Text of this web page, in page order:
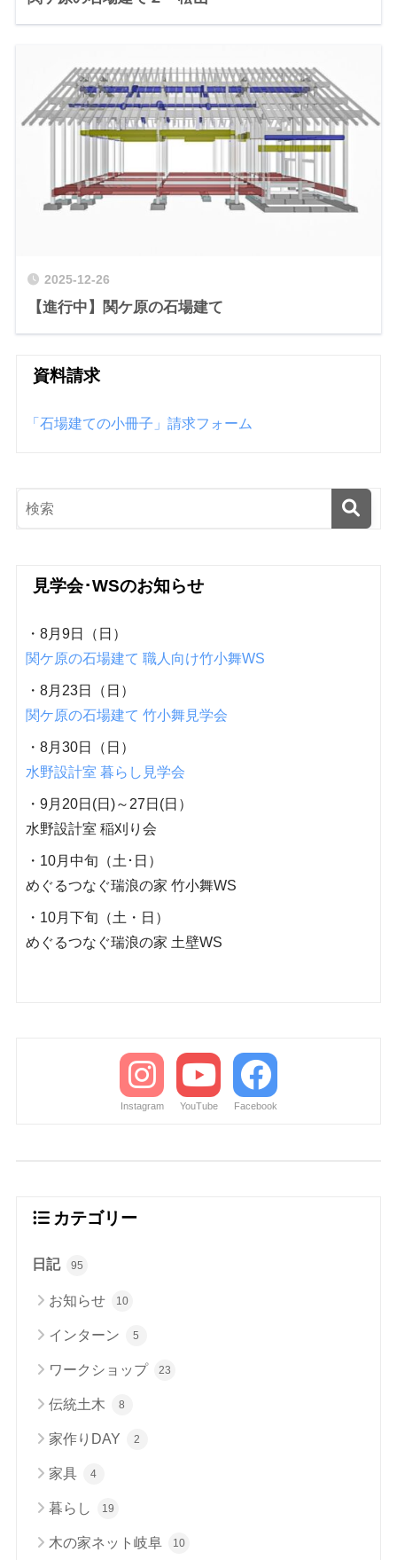
2025-12-26
【進行中】関ケ原の石場建て
資料請求
「石場建ての小冊子」請求フォーム
見学会･WSのお知らせ
・8月9日（日）
関ケ原の石場建て 職人向け竹小舞WS
・8月23日（日）
関ケ原の石場建て 竹小舞見学会
・8月30日（日）
水野設計室 暮らし見学会
・9月20日(日)～27日(日）
水野設計室 稲刈り会
・10月中旬（土･日）
めぐるつなぐ瑞浪の家 竹小舞WS
・10月下旬（土・日）
めぐるつなぐ瑞浪の家 土壁WS
Instagram YouTube Facebook
カテゴリー
日記 95
お知らせ 10
インターン 5
ワークショップ 23
伝統土木 8
家作りDAY 2
家具 4
暮らし 19
木の家ネット岐阜 10